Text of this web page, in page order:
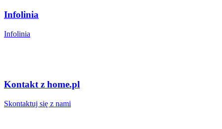
Infolinia
Infolinia
Kontakt z home.pl
Skontaktuj się z nami